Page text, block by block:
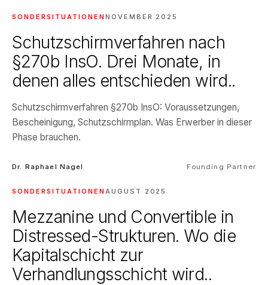
SONDERSITUATIONENNOVEMBER 2025
Schutzschirmverfahren nach
§270b InsO. Drei Monate, in
denen alles entschieden wird..
Schutzschirmverfahren §270b InsO: Voraussetzungen,
Bescheinigung, Schutzschirmplan. Was Erwerber in dieser
Phase brauchen.
Dr. Raphael Nagel Founding Partner
SONDERSITUATIONENAUGUST 2025
Mezzanine und Convertible in
Distressed-Strukturen. Wo die
Kapitalschicht zur
Verhandlungsschicht wird..